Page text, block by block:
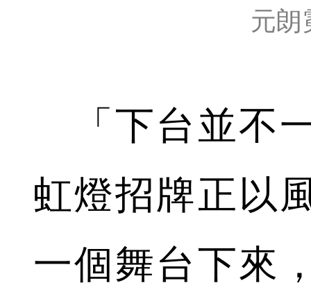
元朗
「下台並不
虹燈招牌正以
一個舞台下來